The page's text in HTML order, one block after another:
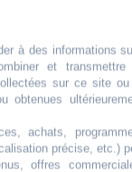
0
à des informations
et transmettre
sur ce site ou
obtenues
achats,
précise, etc.)
offres